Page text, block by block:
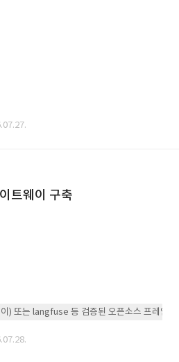
트웨이 구축
) 또는 langfuse 등 검증된 오픈소스 프레임워